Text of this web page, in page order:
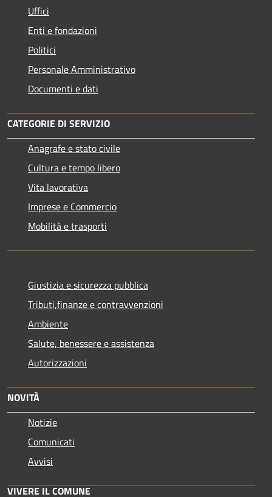
Uffici
Enti e fondazioni
Politici
Personale Amministrativo
Documenti e dati
CATEGORIE DI SERVIZIO
Anagrafe e stato civile
Cultura e tempo libero
Vita lavorativa
Imprese e Commercio
Mobilità e trasporti
Giustizia e sicurezza pubblica
Tributi,finanze e contravvenzioni
Ambiente
Salute, benessere e assistenza
Autorizzazioni
NOVITÀ
Notizie
Comunicati
Avvisi
VIVERE IL COMUNE